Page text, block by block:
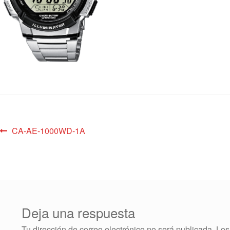
CA-AE-1000WD-1A
Deja una respuesta